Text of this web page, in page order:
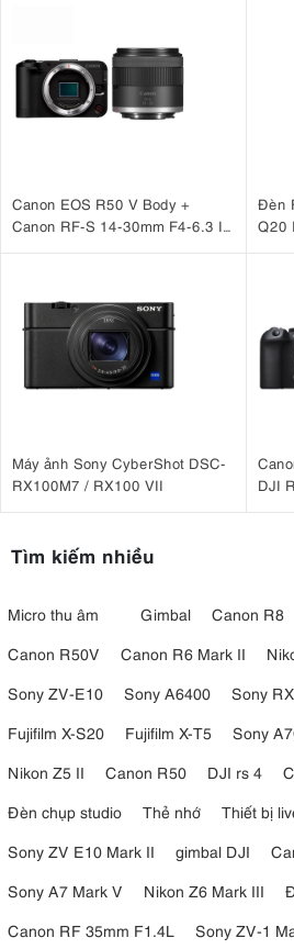
Canon EOS R50 V Body +
Canon RF-S 14-30mm F4-6.3 IS
Đèn
Q20
Máy ảnh Sony CyberShot DSC-
RX100M7 / RX100 VII
DJI
Tìm kiếm nhiều
Micro thu âm Gimbal Canon R8
Canon R50V
Canon R6 Mark II
Sony ZV-E10
Sony A6400 Sony
Fujifilm X-S20
Fujifilm X-T5 Sony
Nikon Z5 II
Canon R50 DJI rs 4
Đèn chụp studio
Thẻ nhớ
Thiết bị
Sony ZV E10 Mark II
gimbal DJI
Sony A7 Mark V
Nikon Z6 Mark III
Canon RF 35mm F1.4L
Sony ZV-1